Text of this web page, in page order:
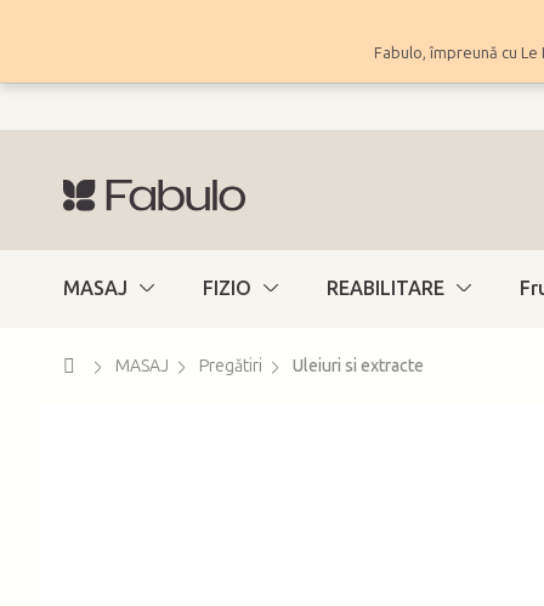
Fabulo, împreună cu
MASAJ FIZIO REABILITARE
AcasăMASAJ Pregătiri Uleiuri si extracte